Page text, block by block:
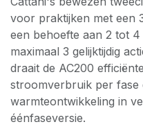
voor praktijken met een
een behoefte aan 2 tot
maximaal 3 gelijktijdig
draait de AC200
stroomverbruik per fase
warmteontwikkeling in
éénfaseversie.